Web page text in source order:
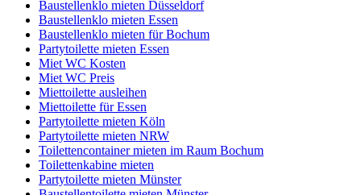
Baustellenklo mieten Düsseldorf
Baustellenklo mieten Essen
Baustellenklo mieten für Bochum
Partytoilette mieten Essen
Miet WC Kosten
Miet WC Preis
Miettoilette ausleihen
Miettoilette für Essen
Partytoilette mieten Köln
Partytoilette mieten NRW
Toilettencontainer mieten im Raum Bochum
Toilettenkabine mieten
Partytoilette mieten Münster